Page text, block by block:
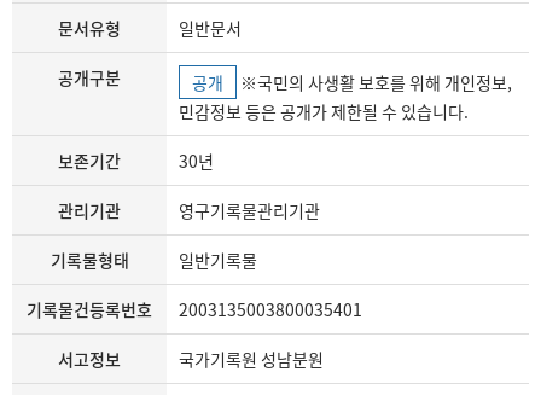
문서유형 일반문서
공개구분 공개
민감정보 등은 공개가 제한될 수 있습니다.
보존기간 30년
관리기관 영구기록물관리기관
기록물형태 일반기록물
기록물건등록번호 2003135003800035401
서고정보 국가기록원 성남분원